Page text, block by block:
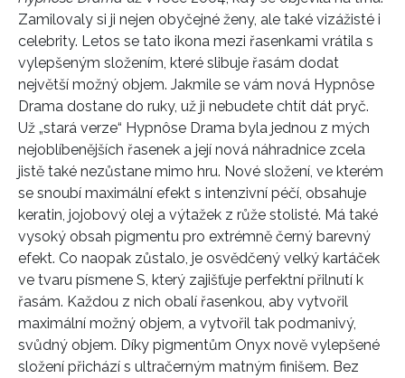
Zamilovaly si ji nejen obyčejné ženy, ale také vizážisté i
celebrity. Letos se tato ikona mezi řasenkami vrátila s
vylepšeným složením, které slibuje řasám dodat
největší možný objem. Jakmile se vám nová Hypnôse
Drama dostane do ruky, už ji nebudete chtít dát pryč.
Už „stará verze“ Hypnôse Drama byla jednou z mých
nejoblíbenějších řasenek a její nová náhradnice zcela
jistě také nezůstane mimo hru. Nové složení, ve kterém
se snoubí maximální efekt s intenzivní péčí, obsahuje
keratin, jojobový olej a výtažek z růže stolisté. Má také
vysoký obsah pigmentu pro extrémně černý barevný
efekt. Co naopak zůstalo, je osvědčený velký kartáček
ve tvaru písmene S, který zajišťuje perfektní přilnutí k
řasám. Každou z nich obalí řasenkou, aby vytvořil
maximální možný objem, a vytvořil tak podmanivý,
svůdný objem. Díky pigmentům Onyx nově vylepšené
složení přichází s ultračerným matným finišem. Bez